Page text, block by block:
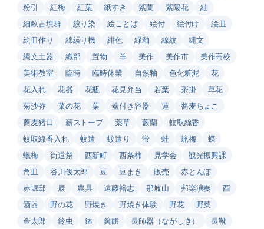
粉引
紅梅 紅葉 紙すき 紫蘭 紫陽花
紬
細畝古墳群
絞り染 絵ことば 絵付 絵付け
絵皿
絵皿作り
綿繰り機 緋色 緑釉 線紋
縄文
縄文土器
織部 置物 羊 美作 美作市
美作高校
美術教室
臨時 臨時休業 自然釉 色化粧泥
花
花入れ
花器 花瓶 花見弁当 若葉 茶掛
草花
菊沙弥
菜の花 葉 蓋付き容器 蓮
蕎麦ちょこ
蕎麦猪口
薪ストーブ 薬草 藪蘭
蚊取線香
蚊取線香入れ
蚊遣 蚊遣り 蛍 蛙 蝋梅
蝶
蠟梅
街道祭 西新町 西条柿 見学会
観光振興課
角皿
谷川俊太郎 豆 豆まき 販売
赤とんぼ
赤堀邸
辰 農具 遠藤裕志 那岐山 邦楽演奏
酉
酒器
野の花 野焼き 野焼き体験 野花
野菜
金太郎
鈴虫 鉢 鏡餅 長師器（ながしき）
長靴